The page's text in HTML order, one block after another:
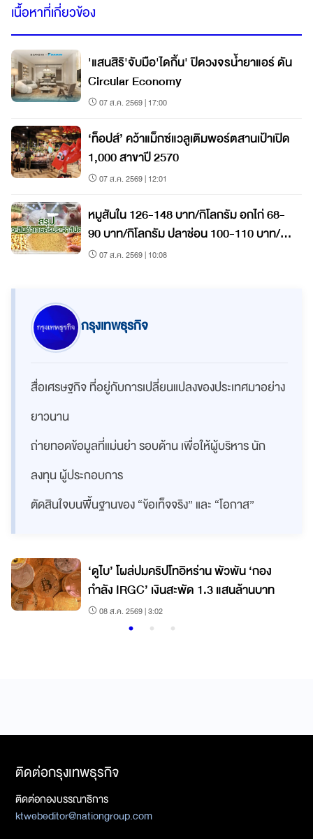
เนื้อหาที่เกี่ยวข้อง
'แสนสิริ'จับมือ'ไดกิ้น' ปิดวงจรน้ำยาแอร์ ดัน
Circular Economy
07 ส.ค. 2569 | 17:00
‘ท็อปส์’ คว้าแม็กซ์แวลูเติมพอร์ตสานเป้าเปิด
1,000 สาขาปี 2570
07 ส.ค. 2569 | 12:01
หมูสันใน 126-148 บาท/กิโลกรัม อกไก่ 68-
90 บาท/กิโลกรัม ปลาช่อน 100-110 บาท/
กิโลกรัม
07 ส.ค. 2569 | 10:08
กรุงเทพธุรกิจ
สื่อเศรษฐกิจ ที่อยู่กับการเปลี่ยนแปลงของประเทศมาอย่าง
ยาวนาน
ถ่ายทอดข้อมูลที่แม่นยำ รอบด้าน เพื่อให้ผู้บริหาร นัก
ลงทุน ผู้ประกอบการ
ตัดสินใจบนพื้นฐานของ “ข้อเท็จจริง” และ “โอกาส”
‘ดูไบ’ โผล่ปมคริปโทอิหร่าน พัวพัน ‘กอง
กำลัง IRGC’ เงินสะพัด 1.3 แสนล้านบาท
08 ส.ค. 2569 | 3:02
ติดต่อกรุงเทพธุรกิจ
ติดต่อกองบรรณาธิการ
ktwebeditor@nationgroup.com